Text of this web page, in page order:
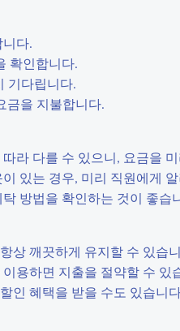
다.
확인합니다.
기다립니다.
금을 지불합니다.
라 다를 수 있으니, 요금을
있는 경우, 미리 직원에게
방법을 확인하는 것이 좋습
상 깨끗하게 유지할 수 있습
용하면 지출을 절약할 수 있
인 혜택을 받을 수도 있습니